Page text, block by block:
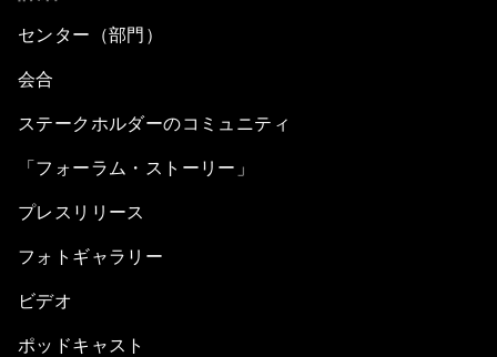
センター（部門）
会合
ステークホルダーのコミュニティ
「フォーラム・ストーリー」
プレスリリース
フォトギャラリー
ビデオ
ポッドキャスト